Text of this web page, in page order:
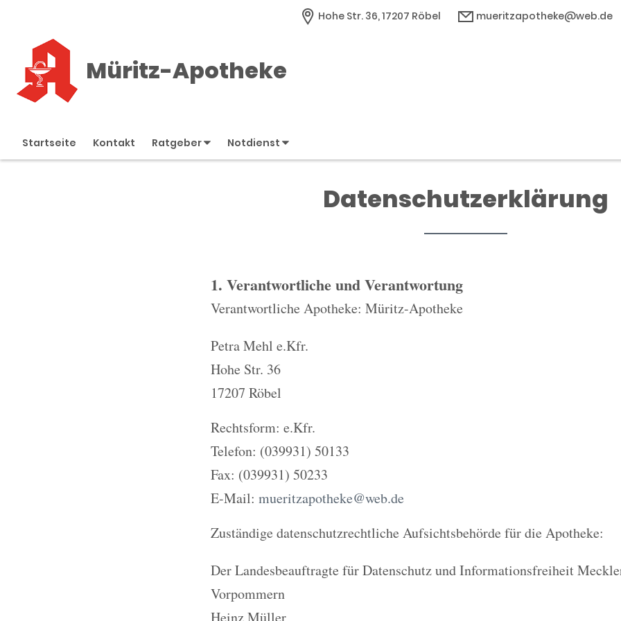
Hohe Str. 36, 17207 Röbel mueritzapotheke@web.de
Müritz-Apotheke
Startseite Kontakt Ratgeber Notdienst
Datenschutzerklärung
1. Verantwortliche und Verantwortung
Verantwortliche Apotheke: Müritz-Apotheke
Petra Mehl e.Kfr.
Hohe Str. 36
17207 Röbel
Rechtsform: e.Kfr.
Telefon: (039931) 50133
Fax: (039931) 50233
E-Mail: mueritzapotheke@web.de
Zuständige datenschutzrechtliche Aufsichtsbehörde für die Apotheke:
Der Landesbeauftragte für Datenschutz und Informationsfreiheit
Vorpommern
Heinz Müller